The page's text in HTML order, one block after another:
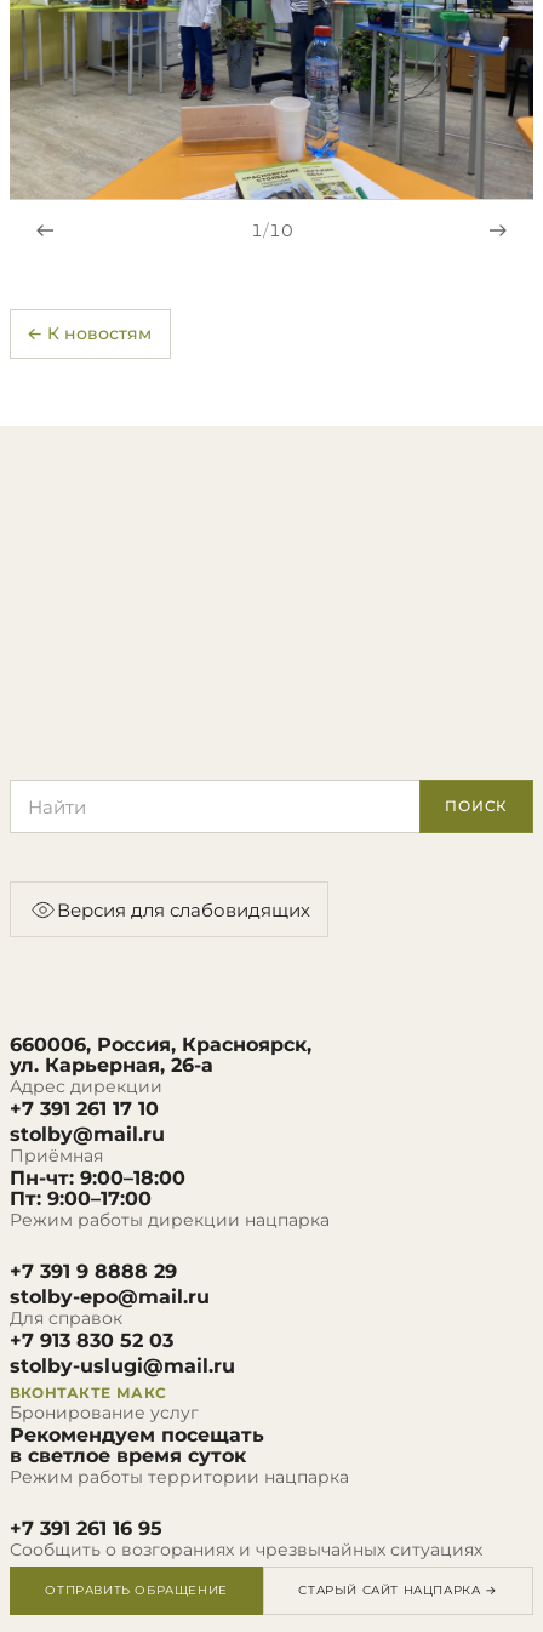
1/10
← К новостям
ПОИСК
Версия для слабовидящих
660006, Россия, Красноярск,
ул. Карьерная, 26-а
Адрес дирекции
+7 391 261 17 10
stolby@mail.ru
Приёмная
Пн-чт: 9:00–18:00
Пт: 9:00–17:00
Режим работы дирекции нацпарка
+7 391 9 8888 29
stolby-epo@mail.ru
Для справок
+7 913 830 52 03
stolby-uslugi@mail.ru
ВКОНТАКТЕ МАКС
Бронирование услуг
Рекомендуем посещать
в светлое время суток
Режим работы территории нацпарка
+7 391 261 16 95
Сообщить о возгораниях и чрезвычайных ситуациях
ОТПРАВИТЬ ОБРАЩЕНИЕ СТАРЫЙ САЙТ НАЦПАРКА →